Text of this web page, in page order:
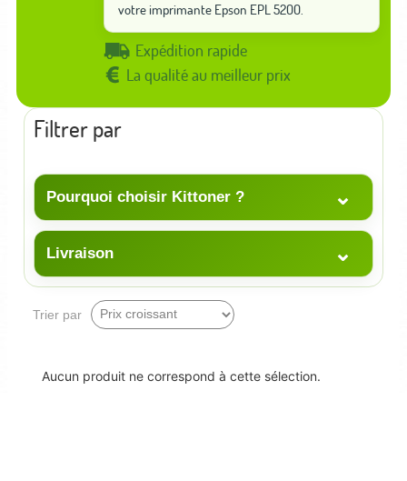
votre imprimante Epson EPL 5200.
Expédition rapide
La qualité au meilleur prix
Filtrer par
Pourquoi choisir Kittoner ? ⌄
Livraison ⌄
Trier par
Aucun produit ne correspond à cette sélection.